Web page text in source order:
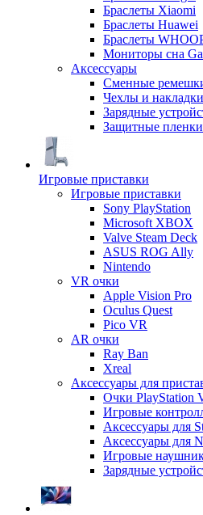
Браслеты Xiaomi
Браслеты Huawei
Браслеты
Мониторы сна
Аксессуары
Сменные
Чехлы и накладки
Зарядные
Защитные пленки
Игровые приставки
Игровые приставки
Sony PlayStation
Microsoft XBOX
Valve Steam Deck
ASUS ROG Ally
Nintendo
VR очки
Apple Vision Pro
Oculus Quest
Pico VR
AR очки
Ray Ban
Xreal
Аксессуары для
Очки PlayStation
Игровые
Аксессуары для
Аксессуары для
Игровые
Зарядные